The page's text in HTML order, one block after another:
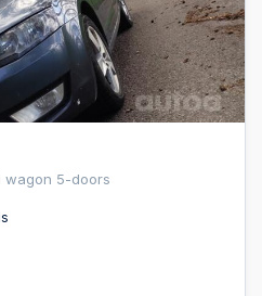
wagon 5-doors